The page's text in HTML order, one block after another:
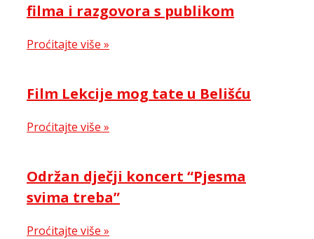
filma i razgovora s publikom
Proćitajte više »
Film Lekcije mog tate u Belišću
Proćitajte više »
Održan dječji koncert “Pjesma
svima treba”
Proćitajte više »